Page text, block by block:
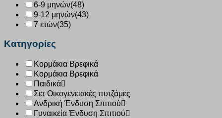
6-9 μηνών(48)
9-12 μηνών(43)
7 ετών(35)
Κατηγορίες
Κορμάκια Βρεφικά
Κορμάκια Βρεφικά
Παιδικά
Σετ Οικογενειακές πυτζάμες
Ανδρική Ένδυση Σπιτιού
Γυναικεία Ένδυση Σπιτιού